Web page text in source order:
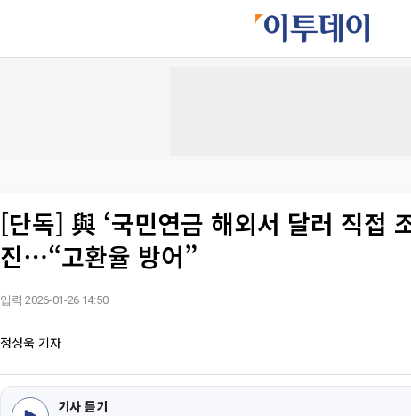
[단독] 與 ‘국민연금 해외서 달러 직접
진⋯“고환율 방어”
입력 2026-01-26 14:50
정성욱 기자
기사 듣기